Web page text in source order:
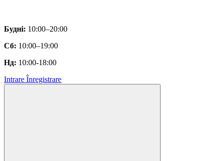
Будні: 10:00–20:00
Сб: 10:00–19:00
Нд: 10:00-18:00
Intrare Înregistrare